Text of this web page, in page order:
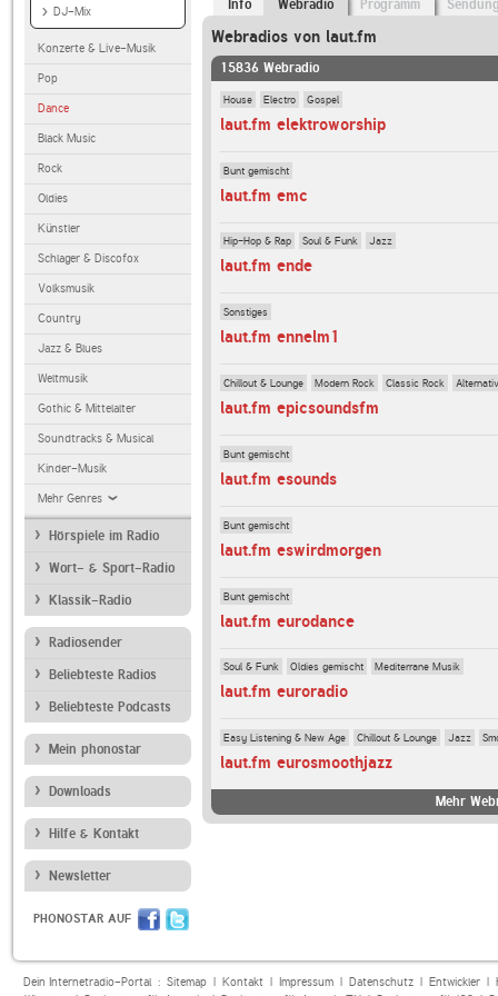
DJ-Mix
Konzerte & Live-Musik
Pop
Dance
Black Music
Rock
Oldies
Künstler
Schlager & Discofox
Volksmusik
Country
Jazz & Blues
Weltmusik
Gothic & Mittelalter
Soundtracks & Musical
Kinder-Musik
Mehr Genres
Hörspiele im Radio
Wort- & Sport-Radio
Klassik-Radio
Radiosender
Beliebteste Radios
Beliebteste Podcasts
Mein phonostar
Downloads
Hilfe & Kontakt
Newsletter
PHONOSTAR AUF
Info Webradio Programm
Webradios von laut.fm
15836 Webradio
House Electro Gospel
laut.fm elektroworship
Bunt gemischt
laut.fm emc
Hip-Hop & Rap Soul & Funk Jazz
laut.fm ende
Sonstiges
laut.fm ennelm1
Chillout & Lounge Modern Rock Classic Rock
laut.fm epicsoundsfm
Bunt gemischt
laut.fm esounds
Bunt gemischt
laut.fm eswirdmorgen
Bunt gemischt
laut.fm eurodance
Soul & Funk Oldies gemischt Mediterrane Musik
laut.fm euroradio
Easy Listening & New Age Chillout & Lounge Jazz
laut.fm eurosmoothjazz
Mehr
Dein Internetradio-Portal : Sitemap| Kontakt| Impressum| Datenschutz| Entwickler|